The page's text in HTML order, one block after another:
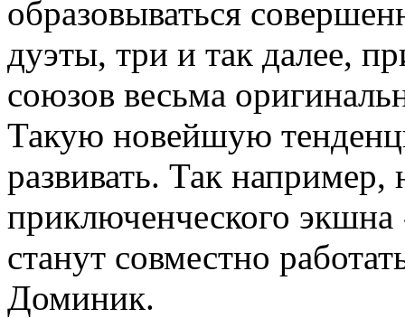
образовываться
дуэты, три и так далее,
союзов весьма
Такую новейшую
развивать. Так например,
приключенческого
станут совместно
Доминик.